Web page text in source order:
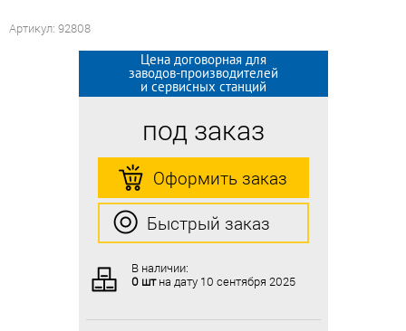
Артикул: 92808
Цена договорная для
заводов-производителей
и сервисных станций
под заказ
Оформить заказ
Быстрый заказ
В наличии:
0 штна дату 10 сентября 2025
Цена договорная для
заводов-производителей
и сервисных станций
под заказ
Оформить заказ
Быстрый заказ
В наличии:
0 штна дату 10 сентября 2025